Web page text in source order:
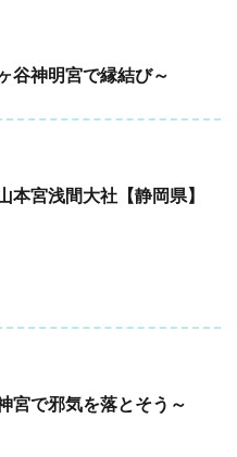
谷神明宮で縁結び～
本宮浅間大社【静岡県】
宮で邪気を落とそう～